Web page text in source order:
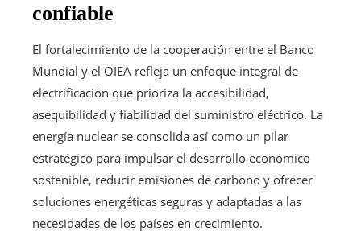
confiable
El fortalecimiento de la cooperación entre el Banco
Mundial y el OIEA refleja un enfoque integral de
electrificación que prioriza la accesibilidad,
asequibilidad y fiabilidad del suministro eléctrico. La
energía nuclear se consolida así como un pilar
estratégico para impulsar el desarrollo económico
sostenible, reducir emisiones de carbono y ofrecer
soluciones energéticas seguras y adaptadas a las
necesidades de los países en crecimiento.